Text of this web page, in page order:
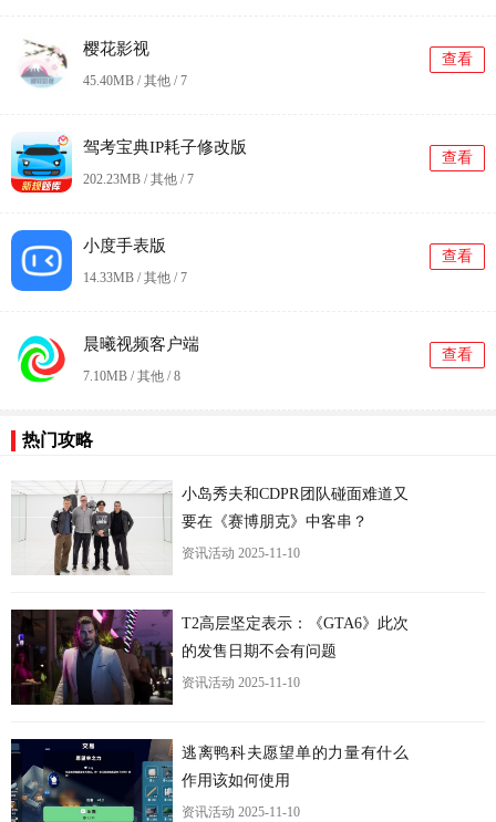
樱花影视
45.40MB / 其他 /7
查看
驾考宝典IP耗子修改版
202.23MB / 其他 /7
查看
小度手表版
14.33MB / 其他 /7
查看
晨曦视频客户端
7.10MB / 其他 /8
查看
热门攻略
小岛秀夫和CDPR团队碰面难道又
要在《赛博朋克》中客串？
资讯活动 2025-11-10
T2高层坚定表示：《GTA6》此次
的发售日期不会有问题
资讯活动 2025-11-10
逃离鸭科夫愿望单的力量有什么
作用该如何使用
资讯活动 2025-11-10